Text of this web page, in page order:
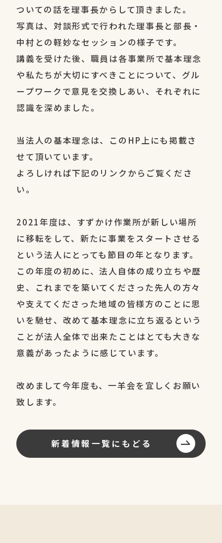
ついての話を理事長からして頂きました。
写真は、対談形式で行われた理事長と部長・
中村との軽妙なセッションの様子です。
講義を受けた後、職員は各事業所で基本理念
や私たちが大切にすべきことについて、グル
ープワークで意見を交換しあい、それぞれに
認識を深めました。
当法人の基本理念は、このHP上にも掲載さ
せて頂いています。
よろしければ下記のリンクからご覧くださ
い。
2021年度は、すずかけ作業所が新しい場所
に移転をして、新たに事業をスタートさせる
という法人にとっても節目の年となります。
この年度の初めに、法人自体の成り立ちや歴
史、これまでを築いてくださった先人の方々
や支えてくださった地域の皆様方のことに思
いを馳せ、改めて基本理念に立ち返るという
ことが法人全体で出来たことはとても大きな
意義があったように感じています。
改めまして今年度も、一羊会を宜しくお願い
致します。
新着情報一覧にもどる